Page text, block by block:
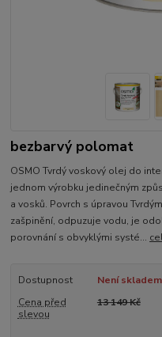
bezbarvý polomat
OSMO Tvrdý voskový olej do
jednom výrobku jedinečným
a vosků. Povrch s úpravou
zašpinění, odpuzuje vodu, je
porovnání s obvyklými systé...
Dostupnost
Není skladem
Cena před
slevou
13 149 Kč